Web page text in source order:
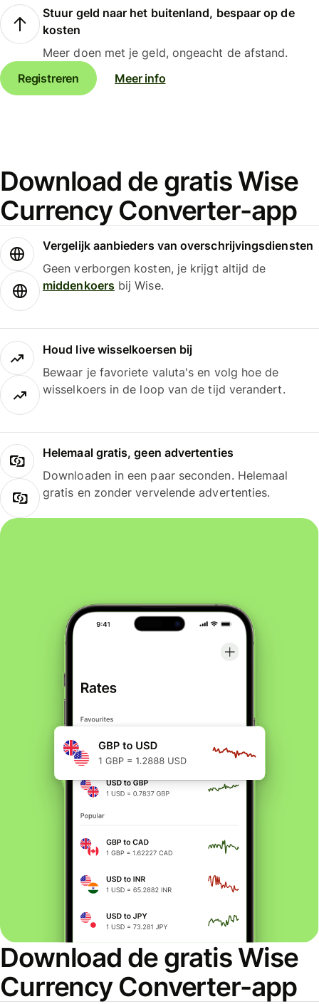
Stuur geld naar het buitenland, bespaar op de
kosten
Meer doen met je geld, ongeacht de afstand.
Registreren
Meer info
Download de gratis Wise
Currency Converter-app
Vergelijk aanbieders van overschrijvingsdiensten
Geen verborgen kosten, je krijgt altijd de
middenkoersbij Wise.
Houd live wisselkoersen bij
Bewaar je favoriete valuta's en volg hoe de
wisselkoers in de loop van de tijd verandert.
Helemaal gratis, geen advertenties
Downloaden in een paar seconden. Helemaal
gratis en zonder vervelende advertenties.
Download de gratis Wise
Currency Converter-app